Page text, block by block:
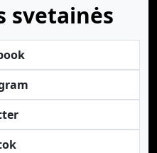
svetainės